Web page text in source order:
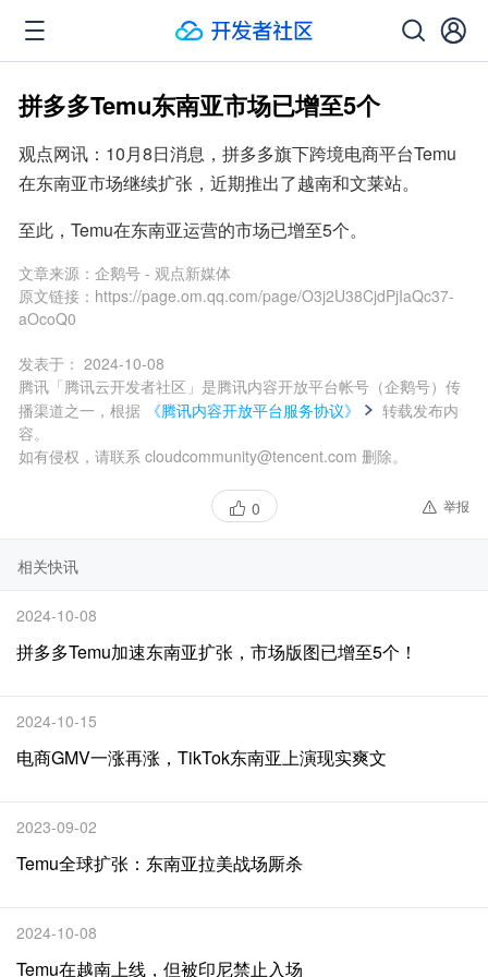
拼多多Temu东南亚市场已增至5个
观点网讯：10月8日消息，拼多多旗下跨境电商平台Temu
在东南亚市场继续扩张，近期推出了越南和文莱站。
至此，Temu在东南亚运营的市场已增至5个。
文章来源： 企鹅号 - 观点新媒体
原文链接： https://page.om.qq.com/page/O3j2U38CjdPjIaQc37-
aOcoQ0
发表于： 2024-10-08
腾讯「腾讯云开发者社区」是腾讯内容开放平台帐号（企鹅号）传
播渠道之一，根据
《腾讯内容开放平台服务协议》
转载发布内
容。
如有侵权，请联系 cloudcommunity@tencent.com 删除。
0 举报
相关快讯
2024-10-08
拼多多Temu加速东南亚扩张，市场版图已增至5个！
2024-10-15
电商GMV一涨再涨，TikTok东南亚上演现实爽文
2023-09-02
Temu全球扩张：东南亚拉美战场厮杀
2024-10-08
Temu在越南上线，但被印尼禁止入场